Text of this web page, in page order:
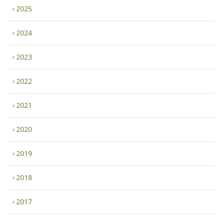
›2025
›2024
›2023
›2022
›2021
›2020
›2019
›2018
›2017